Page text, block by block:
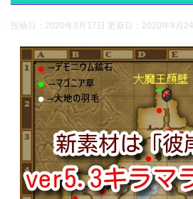
投稿日：2020年9月17日 更新日： 2020年9月